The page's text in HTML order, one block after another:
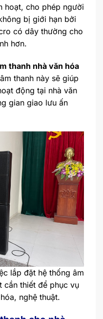
hoạt, cho phép người
bị giới hạn bởi
có dây thường cho
hơn.
thanh nhà văn hóa
thanh này sẽ giúp
động tại nhà văn
gian giao lưu ấn
lắp đặt hệ thống âm
cần thiết để phục vụ
nghệ thuật.